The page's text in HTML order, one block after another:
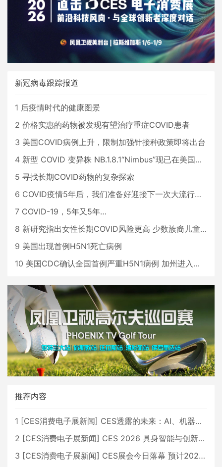
新冠病毒跟踪报道
1 后疫情时代的健康图景
2 价格实惠的药物被发现有望治疗重症COVID患者
3 美国COVID病例上升，限制加强针接种政策即将出台
4 新型 COVID 变异株 NB.1.8.1“Nimbus”现已在美国占据主导地位
5 寻找长期COVID药物的复杂探索
6 COVID疫情5年后，我们准备好迎接下一次大流行了吗？
7 COVID-19，5年又5年…
8 新研究指出女性长期COVID风险更高 少数族裔儿童存在差异
9 美国出现首例H5N1死亡病例
10 美国CDC确认全国首例严重H5N1病例 加州进入紧急状态
推荐内容
1 [CES消费电子展新闻] CES透露的未来：AI、机器人与智能生活大爆发
2 [CES消费电子展新闻] CES 2026 具身智能与创新领域 中国公司大放异彩
3 [CES消费电子展新闻] CES展会今日落幕 预计2026行业收入将超五千亿美元